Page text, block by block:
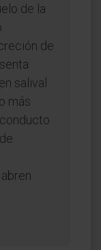
de la
de
salival
más